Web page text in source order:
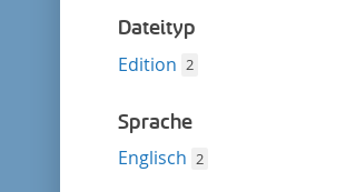
Dateityp
Edition 2
Sprache
Englisch 2